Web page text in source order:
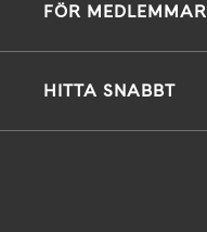
FÖR MEDLEMMAR
HITTA SNABBT